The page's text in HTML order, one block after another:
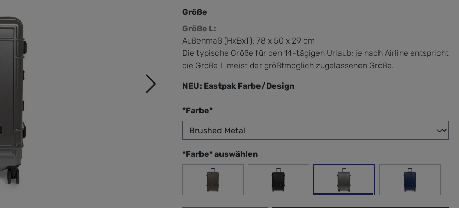
Größe
Größe L:
Außenmaß (HxBxT): 78 x 50 x 29 cm
Die typische Größe für den 14-tägigen Urlaub; je nach Airline entspricht
die Größe L meist der größtmöglich zugelassenen Größe.
NEU: Eastpak Farbe/Design
*Farbe*auswählen
*Farbe* auswählen
Army Olive Black Brushed Metal Ultra Marine